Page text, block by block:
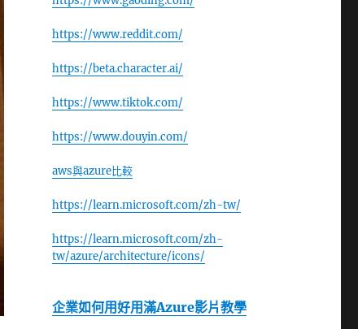
https://www.reddit.com/
https://beta.character.ai/
https://www.tiktok.com/
https://www.douyin.com/
aws與azure比較
https://learn.microsoft.com/zh-tw/
https://learn.microsoft.com/zh-
tw/azure/architecture/icons/
企業如何用好用滿Azure影片教學